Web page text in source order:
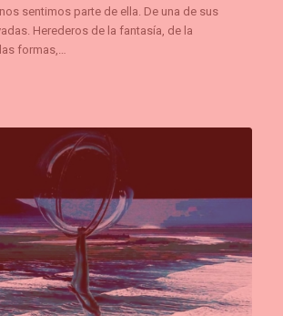
sentimos parte de ella. De una de sus
Herederos de la fantasía, de la
formas,…